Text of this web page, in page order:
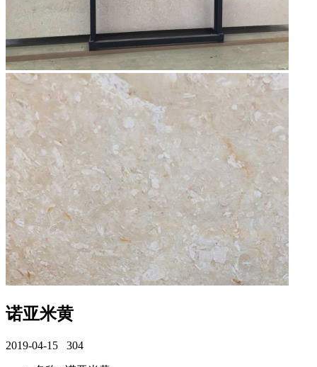
诺亚米黄
2019-04-15 304